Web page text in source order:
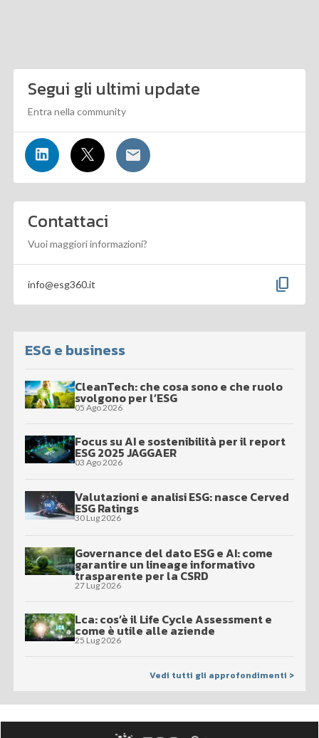
Segui gli ultimi update
Entra nella community
Contattaci
Vuoi maggiori informazioni?
info@esg360.it content_copy
ESG e business
CleanTech: che cosa sono e che ruolo
svolgono per l’ESG
05 Ago 2026
Focus su AI e sostenibilità per il report
ESG 2025 JAGGAER
03 Ago 2026
Valutazioni e analisi ESG: nasce Cerved
ESG Ratings
30 Lug 2026
Governance del dato ESG e AI: come
garantire un lineage informativo
trasparente per la CSRD
27 Lug 2026
Lca: cos’è il Life Cycle Assessment e
come è utile alle aziende
25 Lug 2026
Vedi tutti gli approfondimenti >